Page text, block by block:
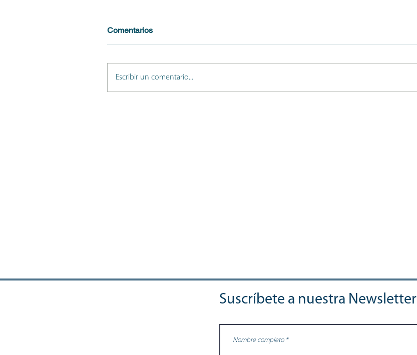
Comentarios
Escribir un comentario...
Suscríbete a nuestra Newsletter